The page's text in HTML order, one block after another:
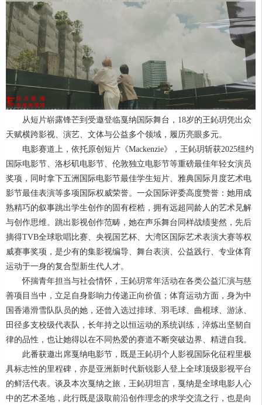
从短片崭露锋芒到受邀登临戛纳国际舞台，18岁的王鈊玥凭出众
天赋横跨影视、演艺、文体与公益多个领域，履历亮眼多元。
电影赛道上，依托原创短片《Mackenzie》，王鈊玥斩获2025纽约
国际电影节、洛杉矶电影节、伦敦独立电影节等重磅最佳年轻女演员
奖项，同时拿下五洲国际电影节最佳学生短片、雅典国际月度艺术电
影节最佳表演等多项国际权威荣誉。一众国际评委高度赞誉：她用成
熟精巧的叙事跳出学生创作的固有桎梏，拥有远超同龄人的艺术见解
与创作思维。跳出影视创作范畴，她在声乐舞台同样战绩斐然，先后
摘得TVB全球歌唱比赛、央视国艺杯、大湾区国际艺术表演大赛等权
威赛事奖项，是少有的集影视编导、舞台表演、公益践行、专业体育
运动于一身的复合型新生代人才。
怀揣青年担当与社会情怀，王鈊玥常年活动在各类公益汇演与慈
善项目当中，立足自身影响力传递正向价值；体育运动方面，身为中
国香港滑雪队队员的她，还曾入选过排球、羽毛球、曲棍球、游泳、
田径多支校级代表队，长年持之以恒运动的系统训练，淬炼出坚韧自
律的品性，也让她得以在不同热爱的赛道不断突破边界、精进自我。
此番获邀出席戛纳电影节，既是王鈊玥个人影视国际化征程里极
具标志性的里程碑，亦是亚洲新时代新锐影人登上全球顶级影视平台
的鲜活代表。谈及本次戛纳之旅，王鈊玥坦言，戛纳是全球电影人心
中的艺术圣地，此行既是汲取前沿创作理念的求学交流之行，也是向